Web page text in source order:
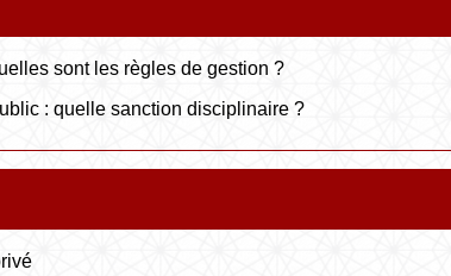
sont les règles de gestion ?
: quelle sanction disciplinaire ?